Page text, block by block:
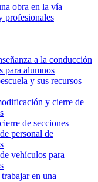
obra en la vía
profesionales
a la conducción
para alumnos
y sus recursos
y cierre de
de secciones
personal de
vehículos para
en una